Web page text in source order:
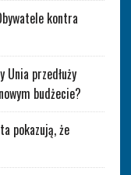
kontra
Unia przedłuży
budżecie?
pokazują, że